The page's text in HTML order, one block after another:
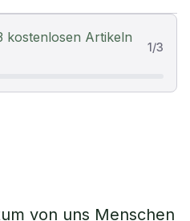
kostenlosen Artikeln
1/3
von uns Menschen